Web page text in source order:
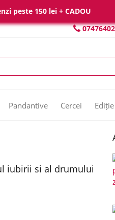
peste 150 lei + CADOU
Pandantive Cercei
iubirii si al drumului